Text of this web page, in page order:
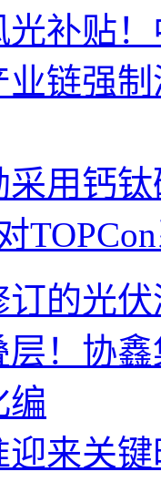
光补贴
业链强
采用钙
订的光
层！协
编
迎来关